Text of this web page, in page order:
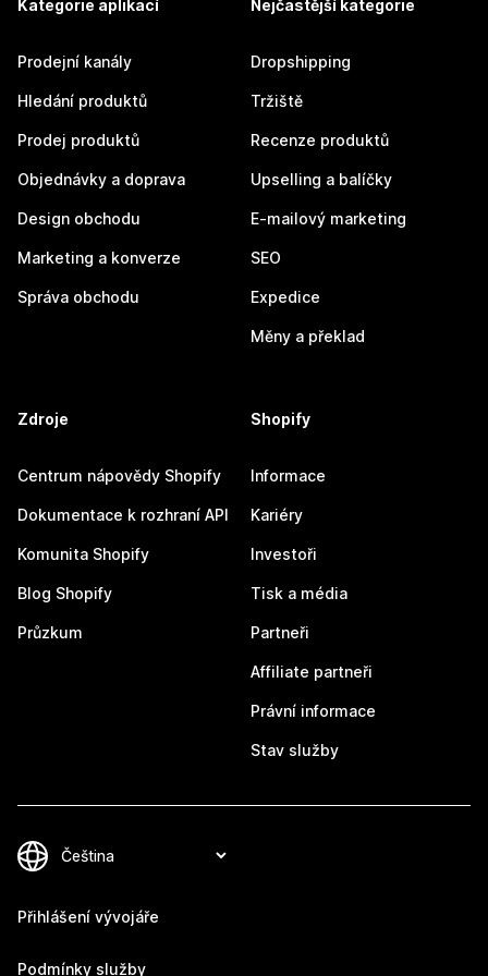
Kategorie aplikací
Prodejní kanály
Hledání produktů
Prodej produktů
Objednávky a doprava
Design obchodu
Marketing a konverze
Správa obchodu
Nejčastější kategorie
Dropshipping
Tržiště
Recenze produktů
Upselling a balíčky
E-mailový marketing
SEO
Expedice
Měny a překlad
Zdroje
Centrum nápovědy Shopify
Dokumentace k rozhraní API
Komunita Shopify
Blog Shopify
Průzkum
Shopify
Informace
Kariéry
Investoři
Tisk a média
Partneři
Affiliate partneři
Právní informace
Stav služby
Přihlášení vývojáře
Podmínky služby